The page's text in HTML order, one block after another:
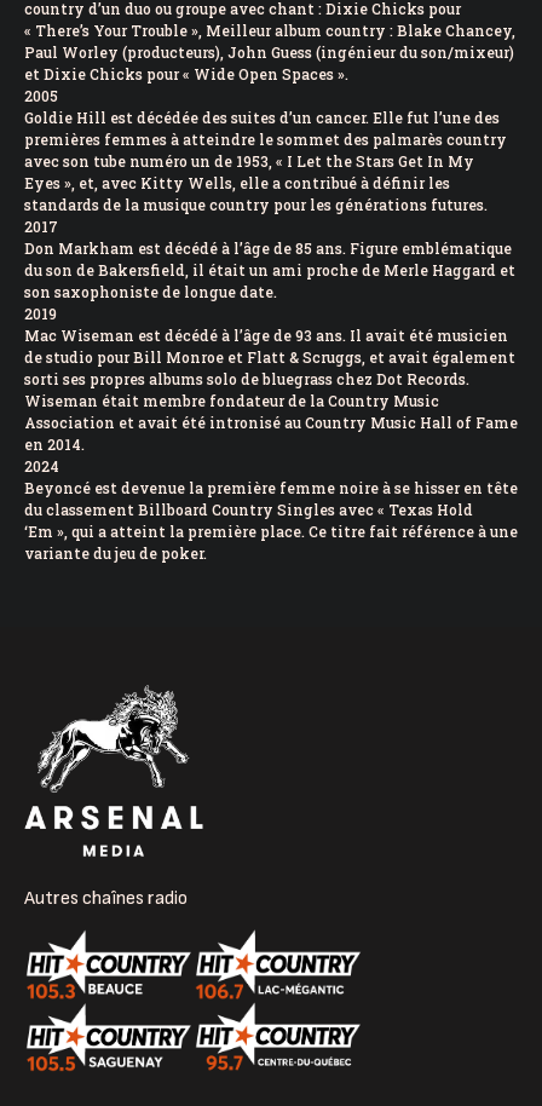
country d’un duo ou groupe avec chant : Dixie Chicks pour
« There’s Your Trouble », Meilleur album country : Blake Chancey,
Paul Worley (producteurs), John Guess (ingénieur du son/mixeur)
et Dixie Chicks pour « Wide Open Spaces ».
2005
Goldie Hill est décédée des suites d’un cancer. Elle fut l’une des
premières femmes à atteindre le sommet des palmarès country
avec son tube numéro un de 1953, « I Let the Stars Get In My
Eyes », et, avec Kitty Wells, elle a contribué à définir les
standards de la musique country pour les générations futures.
2017
Don Markham est décédé à l’âge de 85 ans. Figure emblématique
du son de Bakersfield, il était un ami proche de Merle Haggard et
son saxophoniste de longue date.
2019
Mac Wiseman est décédé à l’âge de 93 ans. Il avait été musicien
de studio pour Bill Monroe et Flatt & Scruggs, et avait également
sorti ses propres albums solo de bluegrass chez Dot Records.
Wiseman était membre fondateur de la Country Music
Association et avait été intronisé au Country Music Hall of Fame
en 2014.
2024
Beyoncé est devenue la première femme noire à se hisser en tête
du classement Billboard Country Singles avec « Texas Hold
‘Em », qui a atteint la première place. Ce titre fait référence à une
variante du jeu de poker.
Autres chaînes radio